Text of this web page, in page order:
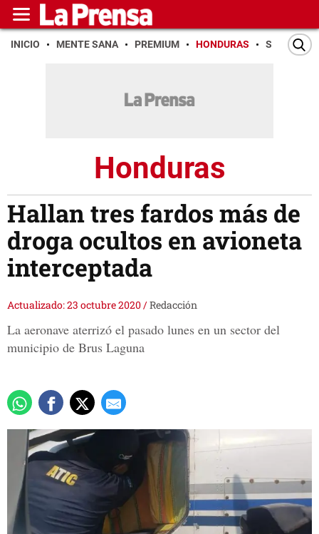
INICIO MENTE SANA PREMIUM HONDURAS SAN PEDRO
Honduras
Hallan tres fardos más de
droga ocultos en avioneta
interceptada
Actualizado: 23 octubre 2020/Redacción
La aeronave aterrizó el pasado lunes en un sector del
municipio de Brus Laguna